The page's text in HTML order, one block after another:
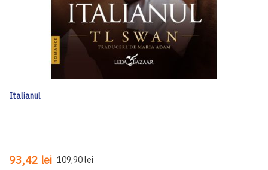
Italianul
93,42 lei 109,90 lei